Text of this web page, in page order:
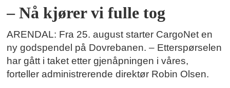
– Nå kjører vi fulle tog
ARENDAL: Fra 25. august starter CargoNet en
ny godspendel på Dovrebanen. – Etterspørselen
har gått i taket etter gjenåpningen i våres,
forteller administrerende direktør Robin Olsen.